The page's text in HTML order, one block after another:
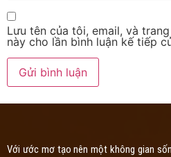
Lưu tên của tôi, email, và
này cho lần bình luận kế tiếp
Với ước mơ tạo nên một không gian